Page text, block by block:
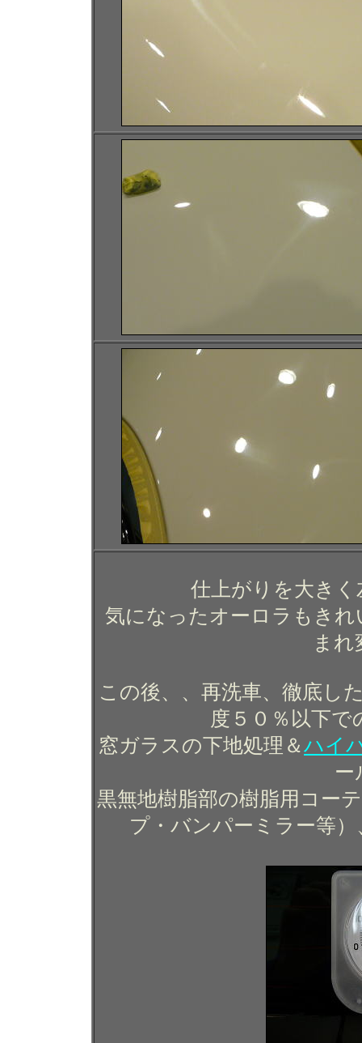
仕上がりを大き
気になったオーロラもき
ま
この後、、再洗車、徹底し
度５０％以下
窓ガラスの下地処理＆ハイ
ー
黒無地樹脂部の樹脂用コー
プ・バンパーミラー等